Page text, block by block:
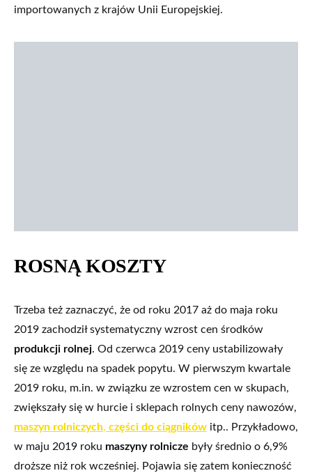
importowanych z krajów Unii Europejskiej.
ROSNĄ KOSZTY
Trzeba też zaznaczyć, że od roku 2017 aż do maja roku
2019 zachodził systematyczny wzrost cen środków
produkcji rolnej. Od czerwca 2019 ceny ustabilizowały
się ze względu na spadek popytu. W pierwszym kwartale
2019 roku, m.in. w związku ze wzrostem cen w skupach,
zwiększały się w hurcie i sklepach rolnych ceny nawozów,
maszyn rolniczych, części do ciągników itp.. Przykładowo,
w maju 2019 roku maszyny rolnicze były średnio o 6,9%
droższe niż rok wcześniej. Pojawia się zatem konieczność